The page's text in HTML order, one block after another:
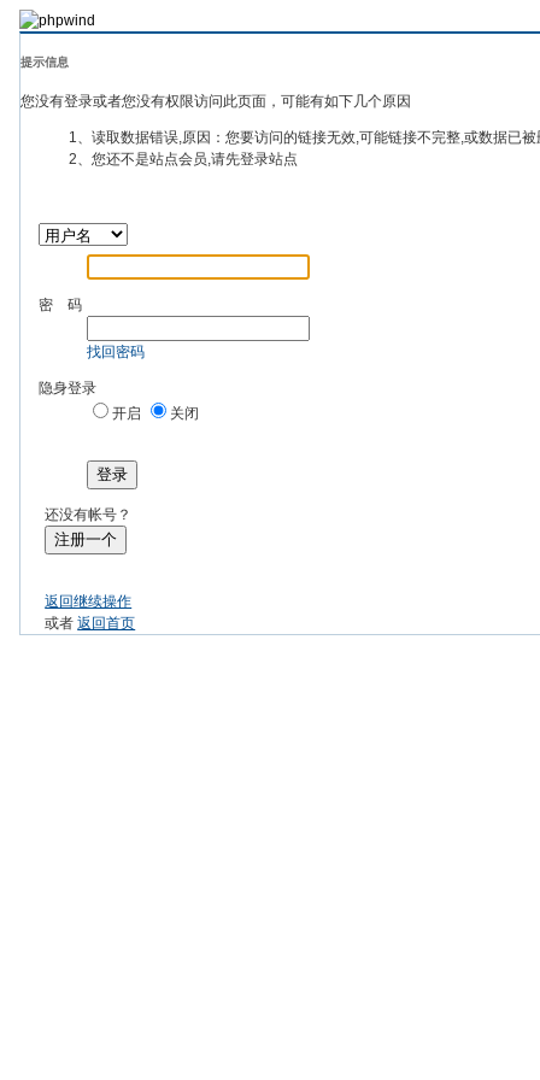
提示信息
您没有登录或者您没有权限访问此页面，可能有如下几个原因
1、读取数据错误,原因：您要访问的链接无效,可能链接不完整,或数据已
2、您还不是站点会员,请先登录站点
密 码
找回密码
隐身登录
开启
关闭
登录
还没有帐号？
注册一个
返回继续操作
或者返回首页